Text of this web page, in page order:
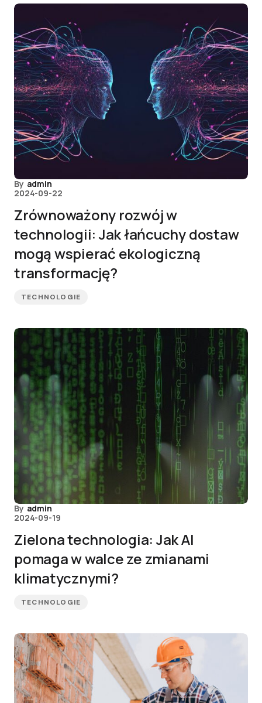
By admin
2024-09-22
Zrównoważony rozwój w
technologii: Jak łańcuchy dostaw
mogą wspierać ekologiczną
transformację?
TECHNOLOGIE
By admin
2024-09-19
Zielona technologia: Jak AI
pomaga w walce ze zmianami
klimatycznymi?
TECHNOLOGIE